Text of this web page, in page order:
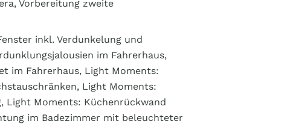
Vorbereitung zweite
inkl. Verdunkelung und
im Fahrerhaus,
im Fahrerhaus, Light Moments:
Light Moments:
Light Moments: Küchenrückwand
im Badezimmer mit beleuchteter